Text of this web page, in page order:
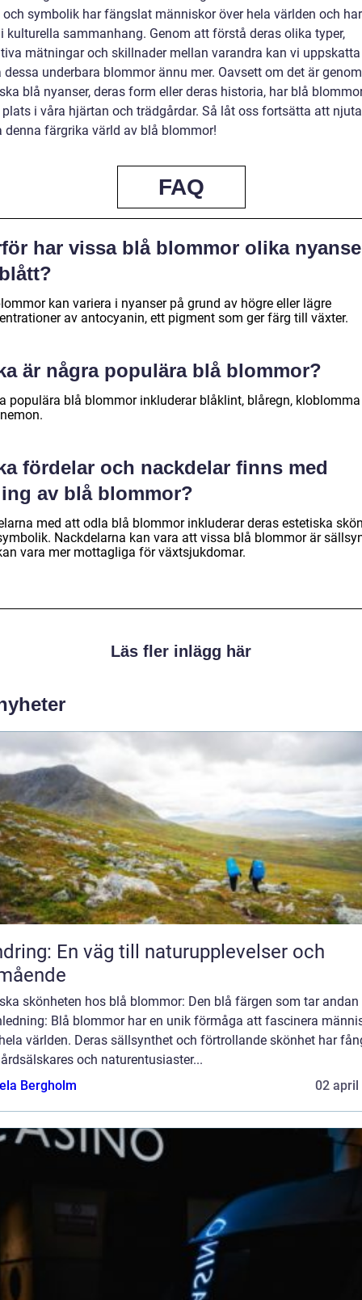
och symbolik har fängslat människor över hela världen och
kulturella sammanhang. Genom att förstå deras olika typer,
mätningar och skillnader mellan varandra kan vi
dessa underbara blommor ännu mer. Oavsett om det är
blå nyanser, deras form eller deras historia, har blå
i våra hjärtan och trädgårdar. Så låt oss fortsätta att
denna färgrika värld av blå blommor!
FAQ
har vissa blå blommor olika
kan variera i nyanser på grund av högre eller lägre
av antocyanin, ett pigment som ger färg till växter.
är några populära blå blommor?
populära blå blommor inkluderar blåklint, blåregn,
fördelar och nackdelar finns med
av blå blommor?
med att odla blå blommor inkluderar deras estetiska
Nackdelarna kan vara att vissa blå blommor är
vara mer mottagliga för växtsjukdomar.
Läs fler inlägg här
En väg till naturupplevelser och
skönheten hos blå blommor: Den blå färgen som tar andan
Blå blommor har en unik förmåga att fascinera
världen. Deras sällsynthet och förtrollande skönhet har
och naturentusiaster...
Bergholm
02 april